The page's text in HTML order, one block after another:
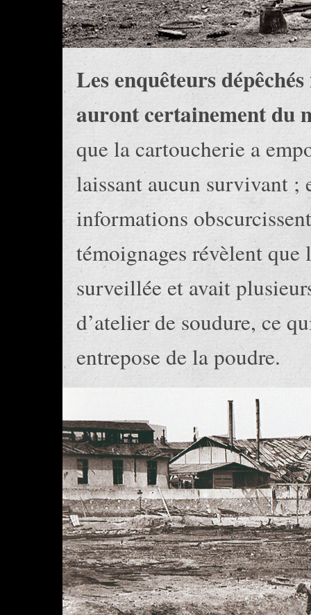
Les enquêteurs
auront certainement du
que la cartoucherie a
laissant aucun survivant ;
informations
témoignages révèlent
surveillée et avait
d’atelier de soudure, ce
entrepose de la poudre.